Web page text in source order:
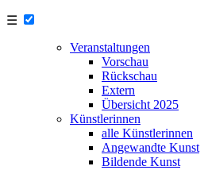
☰
Veranstaltungen
Vorschau
Rückschau
Extern
Übersicht 2025
Künstlerinnen
alle Künstlerinnen
Angewandte Kunst
Bildende Kunst